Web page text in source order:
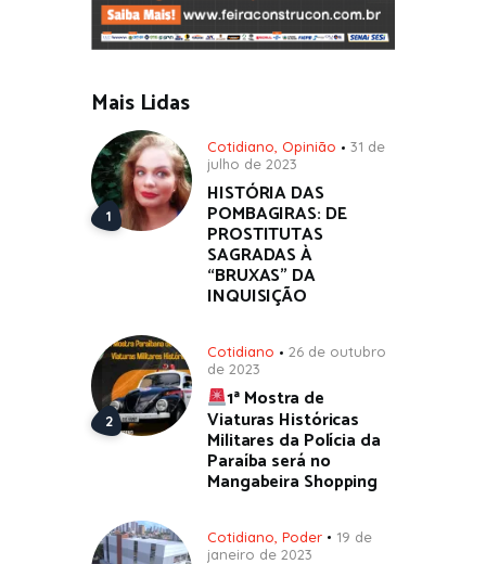
Mais Lidas
Cotidiano, Opinião
31 de
julho de 2023
HISTÓRIA DAS
POMBAGIRAS: DE
PROSTITUTAS
SAGRADAS À
“BRUXAS” DA
INQUISIÇÃO
Cotidiano
26 de outubro
de 2023
1ª Mostra de
Viaturas Históricas
Militares da Polícia da
Paraíba será no
Mangabeira Shopping
Cotidiano Poder
19 de
janeiro de 2023